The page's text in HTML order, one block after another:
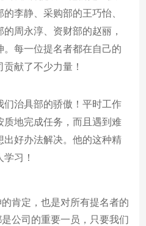
李静、采购部的王巧怡、
周永淳、资财部的赵丽，
每一位提名者都在自己的
献了不少力量！
们治具部的骄傲！平时工作
质地完成任务，而且遇到难
出好办法解决。他的这种精
习！
肯定，也是对所有提名者的
公司的重要一员，只要我们